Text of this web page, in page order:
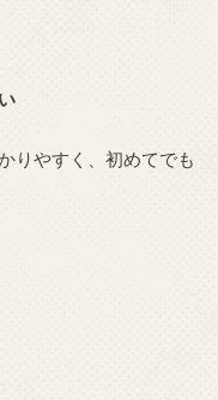
りやすく、初めてでも